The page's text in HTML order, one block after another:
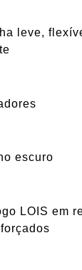
leve,
escuro
LOIS em